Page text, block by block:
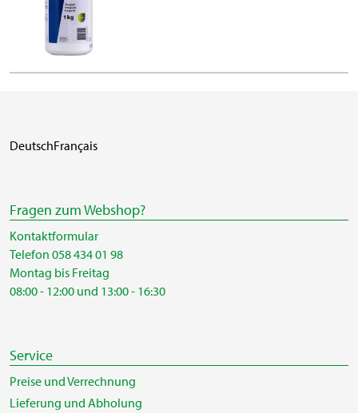
DeutschFrançais
Fragen zum Webshop?
Kontaktformular
Telefon 058 434 01 98
Montag bis Freitag
08:00 - 12:00 und 13:00 - 16:30
Service
Preise und Verrechnung
Lieferung und Abholung